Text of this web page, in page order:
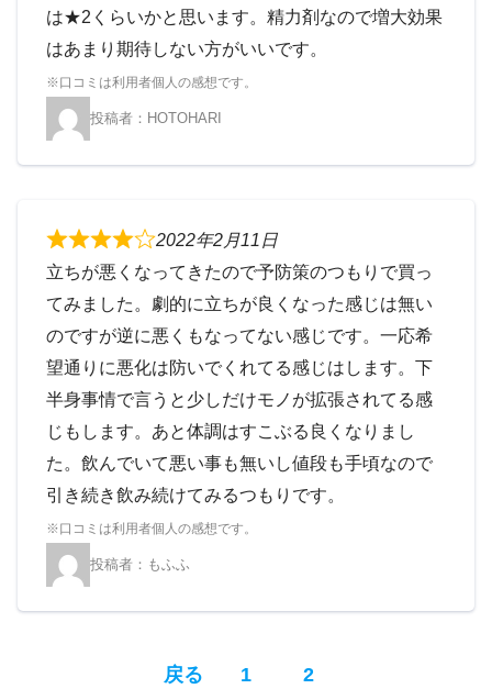
は★2くらいかと思います。精力剤なので増大効果
はあまり期待しない方がいいです。
HOTOHARI
2022年2月11日
立ちが悪くなってきたので予防策のつもりで買っ
てみました。劇的に立ちが良くなった感じは無い
のですが逆に悪くもなってない感じです。一応希
望通りに悪化は防いでくれてる感じはします。下
半身事情で言うと少しだけモノが拡張されてる感
じもします。あと体調はすこぶる良くなりまし
た。飲んでいて悪い事も無いし値段も手頃なので
引き続き飲み続けてみるつもりです。
もふふ
戻る P
1 P
2